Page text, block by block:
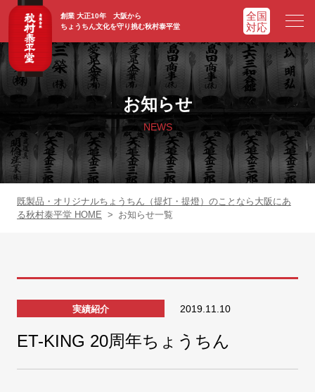
創業 大正10年 大阪から
ちょうちん文化を守り挑む秋村泰平堂
ホーム HOME
ADVATAGE
提灯一覧 CHOCHIN
お知らせ
NEWS
既製品・オリジナルちょうちん（提灯・提燈）のことなら大阪にあ
る秋村泰平堂 HOME > お知らせ一覧
実績紹介 2019.11.10
ET-KING 20周年ちょうちん